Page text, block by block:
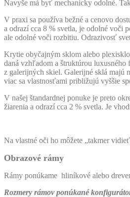
Navyše má byť mechanicky odolné.
V praxi sa používa bežné a cenovo
a odrazí cca 8 % svetla, je odolné voči
ale odolné voči rozbitiu. Odrazivosť
Krytie obyčajným sklom alebo
daná vzhľadom a štruktúrou luxusného
z galerijných skiel. Galerijné sklá majú
viac sa vlastnosťami približujú vyššie
V našej štandardnej ponuke je preto
žiarenia a odrazí cca 2 % svetla. Je
Na vlastné oči ho môžete „takmer
Obrazové rámy
Rámy ponúkame hliníkové alebo
Rozmery rámov ponúkané